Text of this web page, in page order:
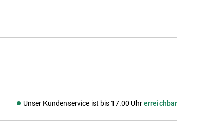
Unser Kundenservice ist bis 17.00 Uhrerreichbar
Social media